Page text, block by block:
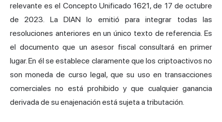
relevante es el Concepto Unificado 1621, de 17 de octubre
de 2023. La DIAN lo emitió para integrar todas las
resoluciones anteriores en un único texto de referencia. Es
el documento que un asesor fiscal consultará en primer
lugar. En él se establece claramente que los criptoactivos no
son moneda de curso legal, que su uso en transacciones
comerciales no está prohibido y que cualquier ganancia
derivada de su enajenación está sujeta a tributación.